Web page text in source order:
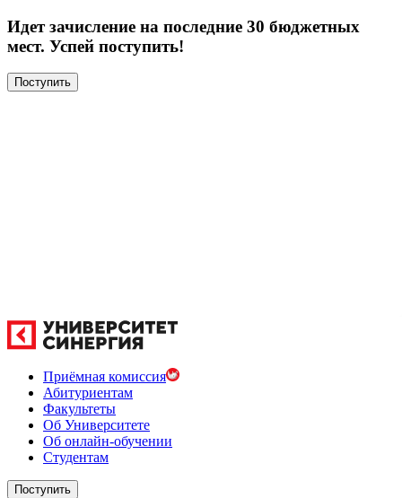
Идет зачисление на последние 30 бюджетных
мест. Успей поступить!
Поступить
Приёмная комиссия
Абитуриентам
Факультеты
Об Университете
Об онлайн-обучении
Студентам
Поступить